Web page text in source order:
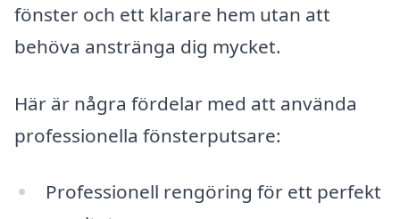
fönster och ett klarare hem utan att
behöva anstränga dig mycket.
Här är några fördelar med att använda
professionella fönsterputsare:
Professionell rengöring för ett perfekt